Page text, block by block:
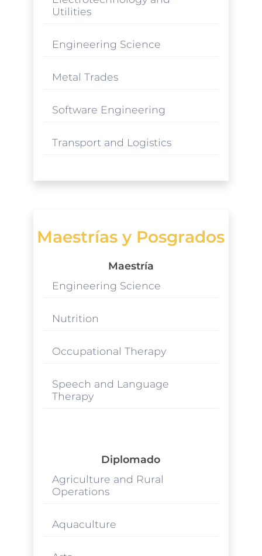
Utilities
Engineering Science
Metal Trades
Software Engineering
Transport and Logistics
Maestrías y Posgrados
Maestría
Engineering Science
Nutrition
Occupational Therapy
Speech and Language
Therapy
Diplomado
Agriculture and Rural
Operations
Aquaculture